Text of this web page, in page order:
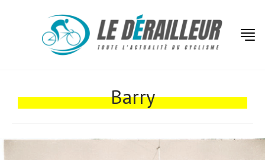
Barry
Tests de produits